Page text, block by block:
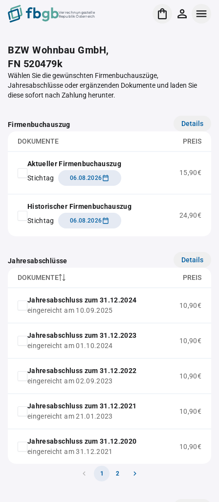
Verrechnungsstelle
Republik Österreich
BZW Wohnbau GmbH,
FN 520479k
Wählen Sie die gewünschten Firmenbuchauszüge,
Jahresabschlüsse oder ergänzenden Dokumente und laden Sie
diese sofort nach Zahlung herunter.
Firmenbuchauszug Details
DOKUMENTE PREIS
Aktueller Firmenbuchauszug
Stichtag
06.08.2026
15,90€
Historischer Firmenbuchauszug
Stichtag
06.08.2026
24,90€
Jahresabschlüsse Details
DOKUMENTE PREIS
Jahresabschluss zum 31.12.2024
eingereicht am 10.09.2025
10,90€
Jahresabschluss zum 31.12.2023
eingereicht am 01.10.2024
10,90€
Jahresabschluss zum 31.12.2022
eingereicht am 02.09.2023
10,90€
Jahresabschluss zum 31.12.2021
eingereicht am 21.01.2023
10,90€
Jahresabschluss zum 31.12.2020
eingereicht am 31.12.2021
10,90€
1 2